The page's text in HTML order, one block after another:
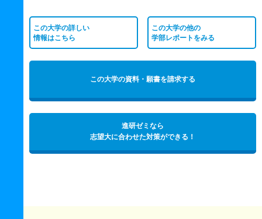
この大学の詳しい
情報はこちら
この大学の他の
学部レポートをみる
この大学の資料・願書を請求する
進研ゼミなら
志望大に合わせた対策ができる！